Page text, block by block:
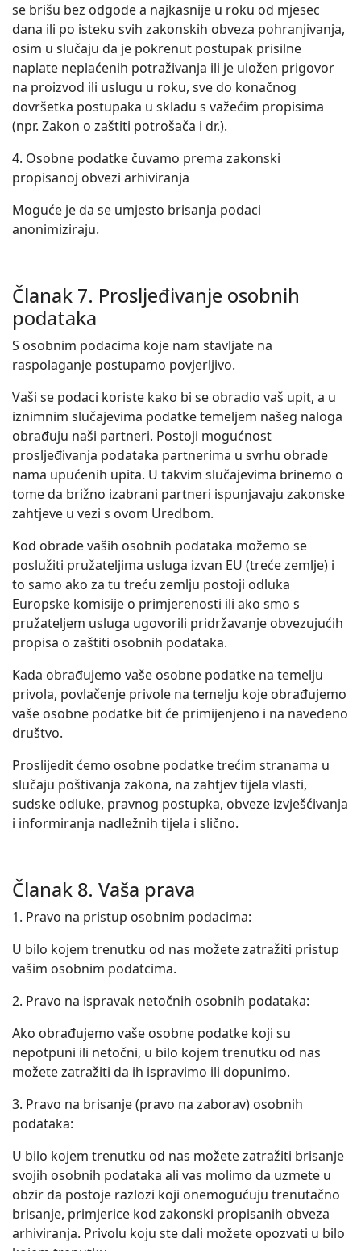
se brišu bez odgode a najkasnije u roku od mjesec
dana ili po isteku svih zakonskih obveza pohranjivanja,
osim u slučaju da je pokrenut postupak prisilne
naplate neplaćenih potraživanja ili je uložen prigovor
na proizvod ili uslugu u roku, sve do konačnog
dovršetka postupaka u skladu s važećim propisima
(npr. Zakon o zaštiti potrošača i dr.).
4. Osobne podatke čuvamo prema zakonski
propisanoj obvezi arhiviranja
Moguće je da se umjesto brisanja podaci
anonimiziraju.
Članak 7. Prosljeđivanje osobnih
podataka
S osobnim podacima koje nam stavljate na
raspolaganje postupamo povjerljivo.
Vaši se podaci koriste kako bi se obradio vaš upit, a u
iznimnim slučajevima podatke temeljem našeg naloga
obrađuju naši partneri. Postoji mogućnost
prosljeđivanja podataka partnerima u svrhu obrade
nama upućenih upita. U takvim slučajevima brinemo o
tome da brižno izabrani partneri ispunjavaju zakonske
zahtjeve u vezi s ovom Uredbom.
Kod obrade vaših osobnih podataka možemo se
poslužiti pružateljima usluga izvan EU (treće zemlje) i
to samo ako za tu treću zemlju postoji odluka
Europske komisije o primjerenosti ili ako smo s
pružateljem usluga ugovorili pridržavanje obvezujućih
propisa o zaštiti osobnih podataka.
Kada obrađujemo vaše osobne podatke na temelju
privola, povlačenje privole na temelju koje obrađujemo
vaše osobne podatke bit će primijenjeno i na navedeno
društvo.
Proslijedit ćemo osobne podatke trećim stranama u
slučaju poštivanja zakona, na zahtjev tijela vlasti,
sudske odluke, pravnog postupka, obveze izvješćivanja
i informiranja nadležnih tijela i slično.
Članak 8. Vaša prava
1. Pravo na pristup osobnim podacima:
U bilo kojem trenutku od nas možete zatražiti pristup
vašim osobnim podatcima.
2. Pravo na ispravak netočnih osobnih podataka:
Ako obrađujemo vaše osobne podatke koji su
nepotpuni ili netočni, u bilo kojem trenutku od nas
možete zatražiti da ih ispravimo ili dopunimo.
3. Pravo na brisanje (pravo na zaborav) osobnih
podataka:
U bilo kojem trenutku od nas možete zatražiti brisanje
svojih osobnih podataka ali vas molimo da uzmete u
obzir da postoje razlozi koji onemogućuju trenutačno
brisanje, primjerice kod zakonski propisanih obveza
arhiviranja. Privolu koju ste dali možete opozvati u bilo